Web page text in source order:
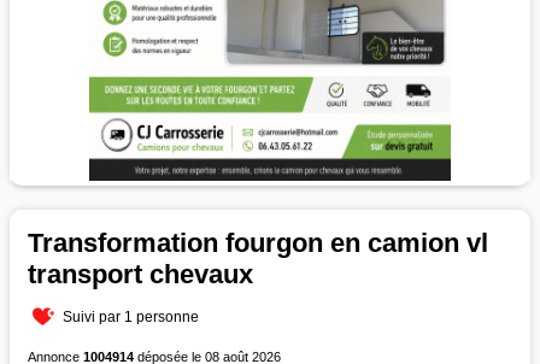
Transformation fourgon en camion vl
transport chevaux
Suivi par 1 personne
Annonce 1004914 déposée le 08 août 2026